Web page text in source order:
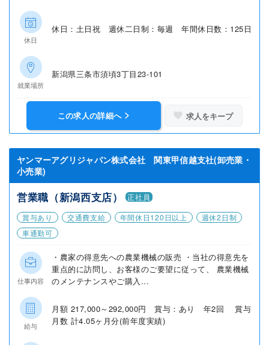
休日
休日：土日祝 週休二日制：毎週 年間休日数：125日
就業場所
新潟県三条市須頃3丁目23-101
この求人の詳細へ 求人をキープ
ヤンマーアグリジャパン株式会社 関東甲信越支社(卸売業・
小売業)
営業職（新潟西支店）
正社員
賞与あり
交通費支給 年間休日120日以上
週休2日制
車通勤可
仕事内容
・農家の得意先への農業機械の販売 ・当社の得意先を
重点的に訪問し、お客様のご要望に従って、 農業機械
のメンテナンスやご購入...
給与
月額 217,000～292,000円 賞与：あり 年2回 賞与
月数 計4.05ヶ月分(前年度実績)